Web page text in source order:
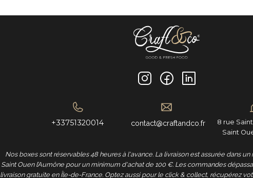
+33751320014 contact@craftandco.fr
8 rue
Saint
Nos boxes sont réservables 48 heures à l'avance. La livraison est assurée dans
Saint Ouen l’Aumône pour un minimum d'achat de 100 €. Les commandes
livraison gratuite en Île-de-France. Optez aussi pour le click & collect, récupérez